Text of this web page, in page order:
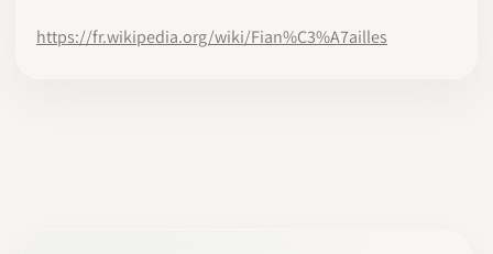
https://fr.wikipedia.org/wiki/Fian%C3%A7ailles